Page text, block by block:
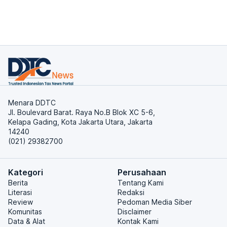
Menara DDTC
Jl. Boulevard Barat. Raya No.B Blok XC 5-6,
Kelapa Gading, Kota Jakarta Utara, Jakarta
14240
(021) 29382700
Kategori
Berita
Literasi
Review
Komunitas
Data & Alat
Perusahaan
Tentang Kami
Redaksi
Pedoman Media Siber
Disclaimer
Kontak Kami